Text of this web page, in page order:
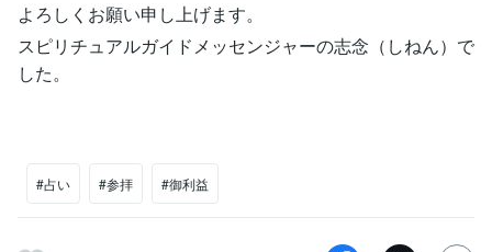
よろしくお願い申し上げます。
スピリチュアルガイドメッセンジャーの志念（しねん）で
した。
#占い #参拝 #御利益